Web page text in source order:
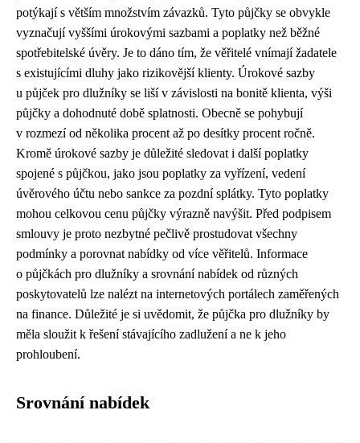
potýkají s větším množstvím závazků. Tyto půjčky se obvykle
vyznačují vyššími úrokovými sazbami a poplatky než běžné
spotřebitelské úvěry. Je to dáno tím, že věřitelé vnímají žadatele
s existujícími dluhy jako rizikovější klienty. Úrokové sazby
u půjček pro dlužníky se liší v závislosti na bonitě klienta, výši
půjčky a dohodnuté době splatnosti. Obecně se pohybují
v rozmezí od několika procent až po desítky procent ročně.
Kromě úrokové sazby je důležité sledovat i další poplatky
spojené s půjčkou, jako jsou poplatky za vyřízení, vedení
úvěrového účtu nebo sankce za pozdní splátky. Tyto poplatky
mohou celkovou cenu půjčky výrazně navýšit. Před podpisem
smlouvy je proto nezbytné pečlivě prostudovat všechny
podmínky a porovnat nabídky od více věřitelů. Informace
o půjčkách pro dlužníky a srovnání nabídek od různých
poskytovatelů lze nalézt na internetových portálech zaměřených
na finance. Důležité je si uvědomit, že půjčka pro dlužníky by
měla sloužit k řešení stávajícího zadlužení a ne k jeho
prohloubení.
Srovnání nabídek